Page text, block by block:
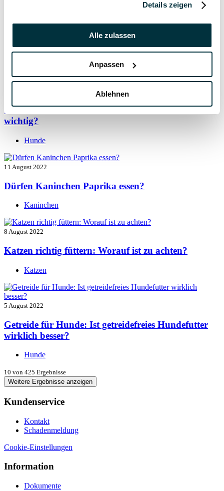
Details zeigen
Alle zulassen
Anpassen
Ablehnen
15 August 2022
Vitamin B für den Hund: Für was ist es wichtig?
Taurin für Hunde: Was ist das und warum ist es
wichtig?
Hunde
11 August 2022
Dürfen Kaninchen Paprika essen?
Kaninchen
8 August 2022
Katzen richtig füttern: Worauf ist zu achten?
Katzen
5 August 2022
Getreide für Hunde: Ist getreidefreies Hundefutter
wirklich besser?
Hunde
10 von 425 Ergebnisse
Weitere Ergebnisse anzeigen
Kundenservice
Kontakt
Schadenmeldung
Cookie-Einstellungen
Information
Dokumente